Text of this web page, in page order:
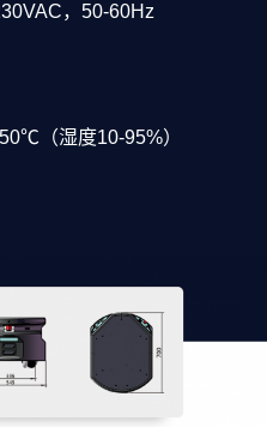
，50-60Hz
湿度10-95%）